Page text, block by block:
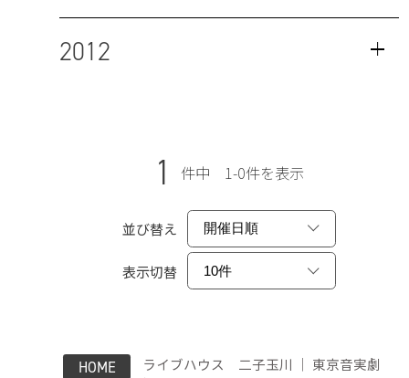
2012
1 件中 1-0件を表示
並び替え
表示切替
HOME
ライブハウス 二子玉川 ｜ 東京音実劇